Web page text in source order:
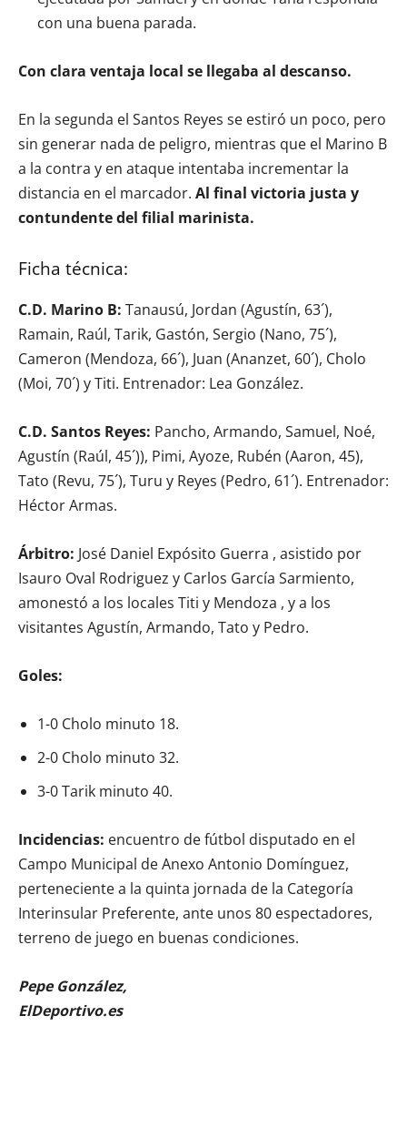
con una buena parada.
Con clara ventaja local se llegaba al descanso.
En la segunda el Santos Reyes se estiró un poco, pero
sin generar nada de peligro, mientras que el Marino B
a la contra y en ataque intentaba incrementar la
distancia en el marcador. Al final victoria justa y
contundente del filial marinista.
Ficha técnica:
C.D. Marino B: Tanausú, Jordan (Agustín, 63´),
Ramain, Raúl, Tarik, Gastón, Sergio (Nano, 75´),
Cameron (Mendoza, 66´), Juan (Ananzet, 60´), Cholo
(Moi, 70´) y Titi. Entrenador: Lea González.
C.D. Santos Reyes: Pancho, Armando, Samuel, Noé,
Agustín (Raúl, 45´)), Pimi, Ayoze, Rubén (Aaron, 45),
Tato (Revu, 75´), Turu y Reyes (Pedro, 61´). Entrenador:
Héctor Armas.
Árbitro: José Daniel Expósito Guerra , asistido por
Isauro Oval Rodriguez y Carlos García Sarmiento,
amonestó a los locales Titi y Mendoza , y a los
visitantes Agustín, Armando, Tato y Pedro.
Goles:
1-0 Cholo minuto 18.
2-0 Cholo minuto 32.
3-0 Tarik minuto 40.
Incidencias: encuentro de fútbol disputado en el
Campo Municipal de Anexo Antonio Domínguez,
perteneciente a la quinta jornada de la Categoría
Interinsular Preferente, ante unos 80 espectadores,
terreno de juego en buenas condiciones.
Pepe González,
ElDeportivo.es